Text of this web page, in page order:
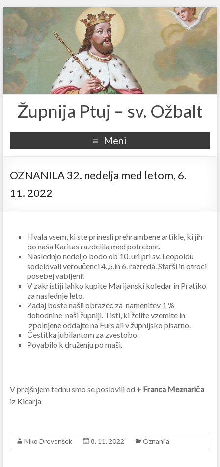
Župnija Ptuj – sv. Ožbalt
Meni
OZNANILA 32. nedelja med letom, 6.
11. 2022
Hvala vsem, ki ste prinesli prehrambene artikle, ki jih
bo naša Karitas razdelila med potrebne.
Naslednjo nedeljo bodo ob 10. uri pri sv. Leopoldu
sodelovali veroučenci 4.,5.in 6. razreda. Starši in otroci
posebej vabljeni!
V zakristiji lahko kupite Marijanski koledar in Pratiko
za naslednje leto.
Zadaj boste našli obrazec za namenitev 1 %
dohodnine naši župniji. Tisti, ki želite vzemite in
izpolnjene oddajte na Furs ali v župnijsko pisarno.
Čestitka jubilantom za zvestobo.
Povabilo k druženju po maši.
V prejšnjem tednu smo se poslovili od + Franca Meznariča
iz Kicarja
Niko Drevenšek 8. 11. 2022 Oznanila